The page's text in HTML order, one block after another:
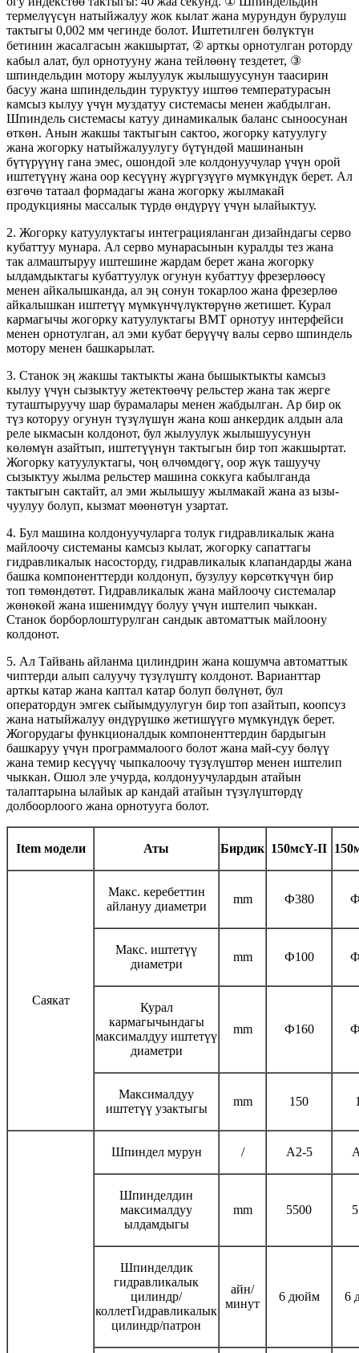
термелүүсүн натыйжалуу жок кылат жана мурундун бурулуш
тактыгы 0,002 мм чегинде болот. Иштетилген бөлүктүн
бетинин жасалгасын жакшыртат, ② арткы орнотулган роторду
кабыл алат, бул орнотууну жана тейлөөнү тездетет, ③
шпиндельдин мотору жылуулук жылышуусунун таасирин
басуу жана шпиндельдин туруктуу иштөө температурасын
камсыз кылуу үчүн муздатуу системасы менен жабдылган.
Шпиндель системасы катуу динамикалык баланс сыноосунан
өткөн. Анын жакшы тактыгын сактоо, жогорку катуулугу
жана жогорку натыйжалуулугу бүтүндөй машинанын
бүтүрүүнү гана эмес, ошондой эле колдонуучулар үчүн орой
иштетүүнү жана оор кесүүнү жүргүзүүгө мүмкүндүк берет. Ал
өзгөчө татаал формадагы жана жогорку жылмакай
продукцияны массалык түрдө өндүрүү үчүн ылайыктуу.
2. Жогорку катуулуктагы интеграцияланган дизайндагы серво
кубаттуу мунара. Ал серво мунарасынын куралды тез жана
так алмаштыруу иштешине жардам берет жана жогорку
ылдамдыктагы кубаттуулук огунун кубаттуу фрезерлөөсү
менен айкалышканда, ал эң сонун токарлоо жана фрезерлөө
айкалышкан иштетүү мүмкүнчүлүктөрүнө жетишет. Курал
кармагычы жогорку катуулуктагы BMT орнотуу интерфейси
менен орнотулган, ал эми кубат берүүчү валы серво шпиндель
мотору менен башкарылат.
3. Станок эң жакшы тактыкты жана бышыктыкты камсыз
кылуу үчүн сызыктуу жетектөөчү рельстер жана так жерге
туташтыруучу шар бурамалары менен жабдылган. Ар бир ок
түз которуу огунун түзүлүшүн жана кош анкердик алдын ала
реле ыкмасын колдонот, бул жылуулук жылышуусунун
көлөмүн азайтып, иштетүүнүн тактыгын бир топ жакшыртат.
Жогорку катуулуктагы, чоң өлчөмдөгү, оор жүк ташуучу
сызыктуу жылма рельстер машина соккуга кабылганда
тактыгын сактайт, ал эми жылышуу жылмакай жана аз ызы-
чуулуу болуп, кызмат мөөнөтүн узартат.
4. Бул машина колдонуучуларга толук гидравликалык жана
майлоочу системаны камсыз кылат, жогорку сапаттагы
гидравликалык насосторду, гидравликалык клапандарды жана
башка компоненттерди колдонуп, бузулуу көрсөткүчүн бир
топ төмөндөтөт. Гидравликалык жана майлоочу системалар
жөнөкөй жана ишенимдүү болуу үчүн иштелип чыккан.
Станок борборлоштурулган сандык автоматтык майлоону
колдонот.
5. Ал Тайвань айланма цилиндрин жана кошумча автоматтык
чиптерди алып салуучу түзүлүштү колдонот. Варианттар
арткы катар жана каптал катар болуп бөлүнөт, бул
оператордун эмгек сыйымдуулугун бир топ азайтып, коопсуз
жана натыйжалуу өндүрүшкө жетишүүгө мүмкүндүк берет.
Жогорудагы функционалдык компоненттердин бардыгын
башкаруу үчүн программалоого болот жана май-суу бөлүү
жана темир кесүүчү чыпкалоочу түзүлүштөр менен иштелип
чыккан. Ошол эле учурда, колдонуучулардын атайын
талаптарына ылайык ар кандай атайын түзүлүштөрдү
долбоорлоого жана орнотууга болот.
Item модели Аты Бирдик 150мсY-II
Саякат
Макс. керебеттин
айлануу диаметри
mm Ф380
Макс. иштетүү
диаметри
mm Ф100
Курал
кармагычындагы
максималдуу иштетүү
диаметри
mm Ф160
Максималдуу
иштетүү узактыгы
mm 150
Шпиндел мурун / A2-5
Шпинделдин
максималдуу
ылдамдыгы
mm 5500
Шпинделдик
гидравликалык
цилиндр/
коллетГидравликалык
цилиндр/патрон
айн/
минут
6 дюйм 6